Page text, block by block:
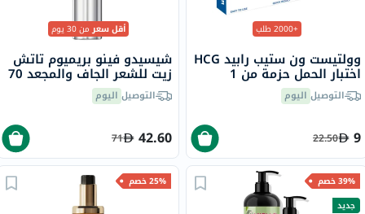
+2000 طلب
وولتيست ون ستيب رابيد HCG
اختبار الحمل حزمة من 1
التوصيل اليوم
9
22.50
أقل سعرمن 30 يوم
شيسيدو فينو بريميوم تاتش
زيت للشعر الجاف والمجعد 70
ملالتوصيل اليوم
42.60
71
39% خصم
جديد
25% خصم